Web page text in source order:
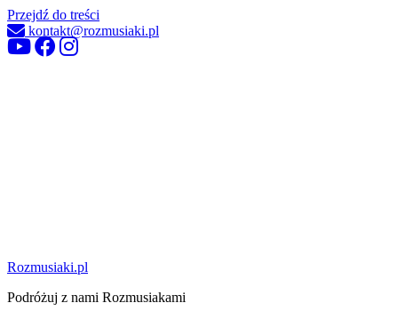
Przejdź do treści
kontakt@rozmusiaki.pl
Rozmusiaki.pl
Podróżuj z nami Rozmusiakami